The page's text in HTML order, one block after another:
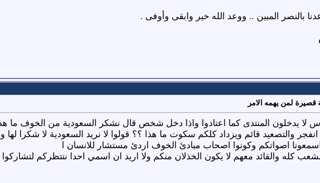
بالنصر المبين .. ووعد الله خير وابقى وأوفى .
قصيرة لمن يهمه الامر
لا يدخلون المنتدى كما اعتادوا واذا دخل شخص قال نشكر السعودية من الخوف ما
والتصعيد قائم ويزداد كلكم سكوت ما هذا ؟؟ قولوا لا نريد السعودية لا شكرا لها
اصواتكم وكونوا اصحاب مبادئ الخوف اردئ مستشار للانسان ا
كله والقائد معهم لا يكون الخذلان منكم ولا اريد ان اسمي احدا ننتظركم